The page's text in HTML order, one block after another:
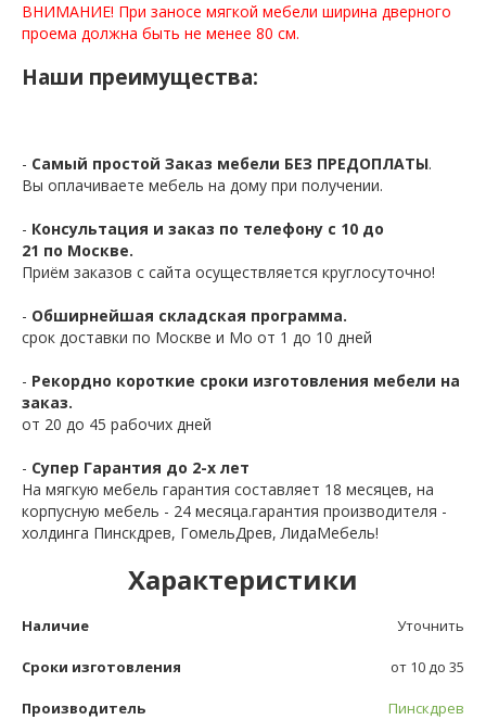
ВНИМАНИЕ! При заносе мягкой мебели ширина дверного
проема должна быть не менее 80 см.
Наши преимущества:
- Самый простой Заказ мебели БЕЗ ПРЕДОПЛАТЫ.
Вы оплачиваете мебель на дому при получении.
- Консультация и заказ по телефону с 10 до
21 по Москве.
Приём заказов с сайта осуществляется круглосуточно!
- Обширнейшая складская программа.
срок доставки по Москве и Мо от 1 до 10 дней
- Рекордно короткие сроки изготовления мебели на
заказ.
от 20 до 45 рабочих дней
- Супер Гарантия до 2-х лет
На мягкую мебель гарантия составляет 18 месяцев, на
корпусную мебель - 24 месяца.гарантия производителя -
холдинга Пинскдрев, ГомельДрев, ЛидаМебель!
Характеристики
Наличие Уточнить
Сроки изготовления от 10 до 35
Производитель Пинскдрев